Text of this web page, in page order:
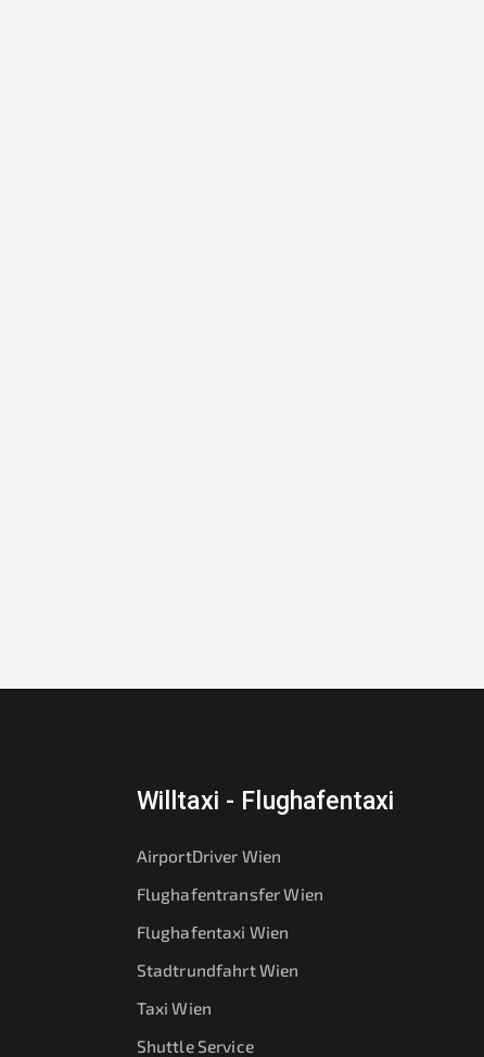
Willtaxi - Flughafentaxi
AirportDriver Wien
Flughafentransfer Wien
Flughafentaxi Wien
Stadtrundfahrt Wien
Taxi Wien
Shuttle Service